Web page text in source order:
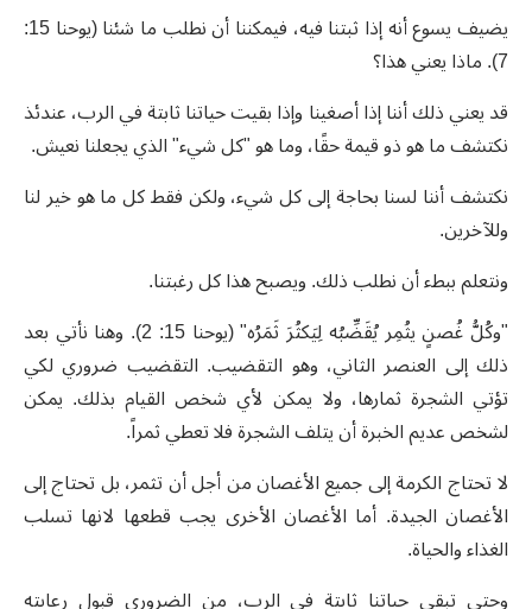
يضيف يسوع أنه إذا ثبتنا فيه، فيمكننا أن نطلب ما شئنا (يوحنا 15:
7). ماذا يعني هذا؟
قد يعني ذلك أننا إذا أصغينا وإذا بقيت حياتنا ثابتة في الرب، عندئذ
نكتشف ما هو ذو قيمة حقًا، وما هو "كل شيء" الذي يجعلنا نعيش.
نكتشف أننا لسنا بحاجة إلى كل شيء، ولكن فقط كل ما هو خير لنا
وللآخرين.
ونتعلم ببطء أن نطلب ذلك. ويصبح هذا كل رغبتنا.
"وكُلُّ غُصنٍ يثُمِر يُقَضِّبُه لِيَكثُرَ ثَمَرُه" (يوحنا 15: 2). وهنا نأتي بعد
ذلك إلى العنصر الثاني، وهو التقضيب. التقضيب ضروري لكي
تؤتي الشجرة ثمارها، ولا يمكن لأي شخص القيام بذلك. يمكن
لشخص عديم الخبرة أن يتلف الشجرة فلا تعطي ثمراً.
لا تحتاج الكرمة إلى جميع الأغصان من أجل أن تثمر، بل تحتاج إلى
الأغصان الجيدة. أما الأغصان الأخرى يجب قطعها لانها تسلب
الغذاء والحياة.